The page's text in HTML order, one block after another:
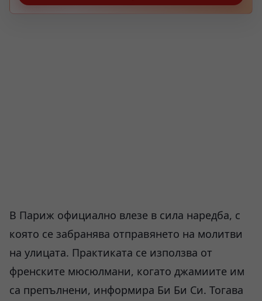
В Париж официално влезе в сила наредба, с
която се забранява отправянето на молитви
на улицата. Практиката се използва от
френските мюсюлмани, когато джамиите им
са препълнени, информира Би Би Си. Тогава